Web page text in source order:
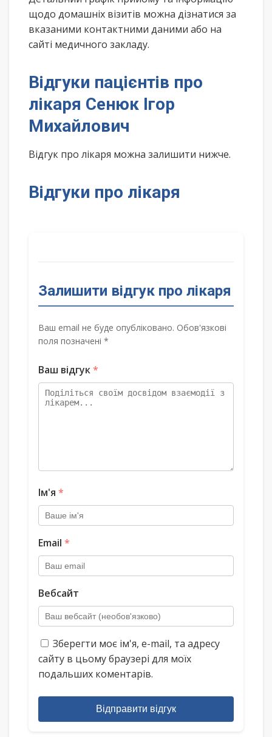
щодо домашніх візитів можна дізнатися за
вказаними контактними даними або на
сайті медичного закладу.
Відгуки пацієнтів про
лікаря Сенюк Ігор
Михайлович
Відгук про лікаря можна залишити нижче.
Відгуки про лікаря
Залишити відгук про лікаря
Ваш email не буде опубліковано. Обов'язкові
поля позначені *
Ваш відгук*
Ім'я *
Email *
Вебсайт
Зберегти моє ім'я, e-mail, та адресу
сайту в цьому браузері для моїх
подальших коментарів.
Відправити відгук